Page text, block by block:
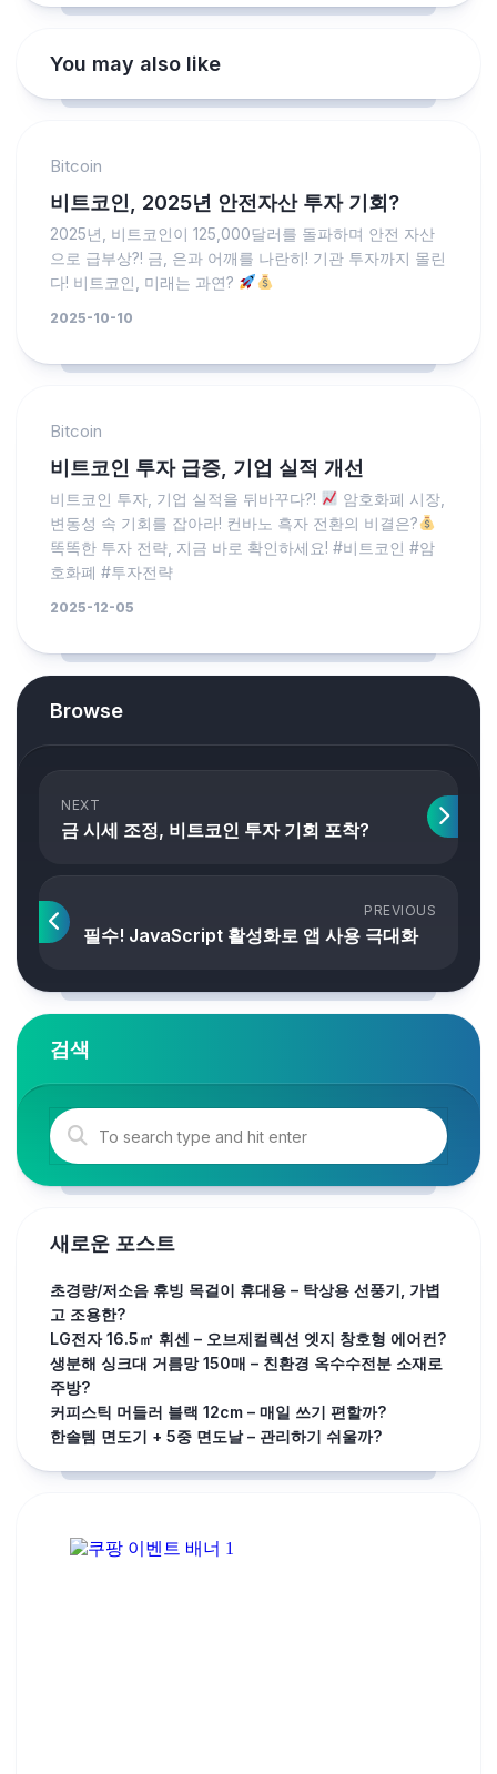
You may also like
Bitcoin
비트코인, 2025년 안전자산 투자 기회?
2025년, 비트코인이 125,000달러를 돌파하며 안전 자산
으로 급부상?! 금, 은과 어깨를 나란히! 기관 투자까지 몰린
다! 비트코인, 미래는 과연?
2025-10-10
Bitcoin
비트코인 투자 급증, 기업 실적 개선
비트코인 투자, 기업 실적을 뒤바꾸다?!
암호화폐 시장,
변동성 속 기회를 잡아라! 컨바노 흑자 전환의 비결은?
똑똑한 투자 전략, 지금 바로 확인하세요! #비트코인 #암
호화폐 #투자전략
2025-12-05
Browse
NEXT
금 시세 조정, 비트코인 투자 기회 포착?
PREVIOUS
필수! JavaScript 활성화로 앱 사용 극대화
검색
새로운 포스트
초경량/저소음 휴빙 목걸이 휴대용 – 탁상용 선풍기, 가볍
고 조용한?
LG전자 16.5㎡ 휘센 – 오브제컬렉션 엣지 창호형 에어컨?
생분해 싱크대 거름망 150매 – 친환경 옥수수전분 소재로
주방?
커피스틱 머들러 블랙 12cm – 매일 쓰기 편할까?
한솔템 면도기 + 5중 면도날 – 관리하기 쉬울까?